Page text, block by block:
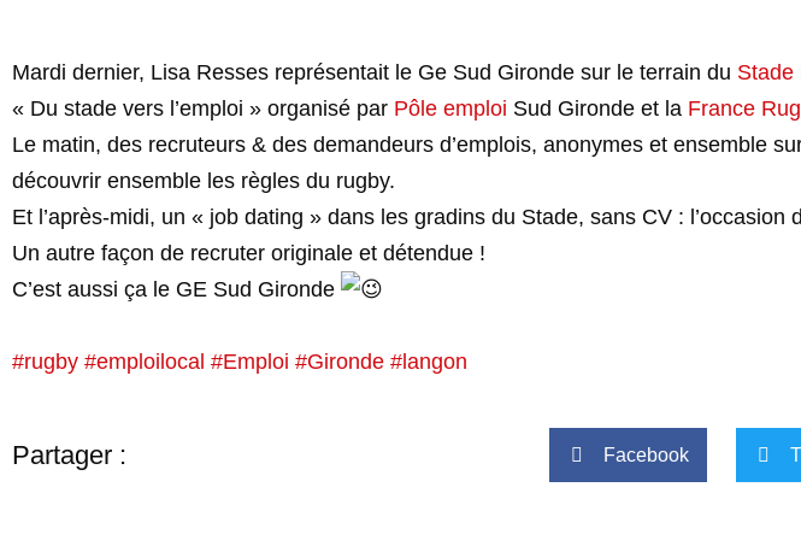
Mardi dernier, Lisa Resses représentait le Ge Sud Gironde sur le terrain du Stade
« Du stade vers l’emploi » organisé par Pôle emploi Sud Gironde et la France
Le matin, des recruteurs & des demandeurs d’emplois, anonymes et ensemble
découvrir ensemble les règles du rugby.
Et l’après-midi, un « job dating » dans les gradins du Stade, sans CV : l’occasion
Un autre façon de recruter originale et détendue !
C’est aussi ça le GE Sud Gironde
#rugby #emploilocal #Emploi #Gironde #langon
Partager : Facebook